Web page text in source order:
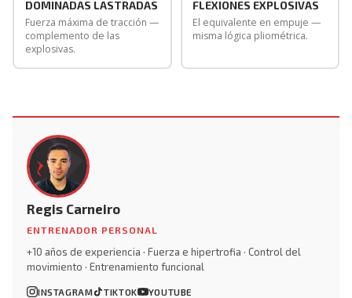
DOMINADAS LASTRADAS
Fuerza máxima de tracción —
complemento de las
explosivas.
FLEXIONES EXPLOSIVAS
El equivalente en empuje —
misma lógica pliométrica.
Regis Carneiro
ENTRENADOR PERSONAL
+10 años de experiencia · Fuerza e hipertrofia · Control del
movimiento · Entrenamiento funcional
INSTAGRAM TIKTOK YOUTUBE